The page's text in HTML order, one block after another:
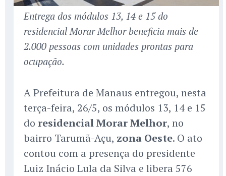
Entrega dos módulos 13, 14 e 15 do
residencial Morar Melhor beneficia mais de
2.000 pessoas com unidades prontas para
ocupação.
A Prefeitura de Manaus entregou, nesta
terça-feira, 26/5, os módulos 13, 14 e 15
do residencial Morar Melhor, no
bairro Tarumã-Açu, zona Oeste. O ato
contou com a presença do presidente
Luiz Inácio Lula da Silva e libera 576